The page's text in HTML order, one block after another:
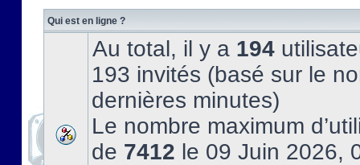
Qui est en ligne ?
Au total, il y a 194
193 invités (basé sur le
dernières minutes)
Le nombre maximum
de 7412 le 09 Juin 2026,